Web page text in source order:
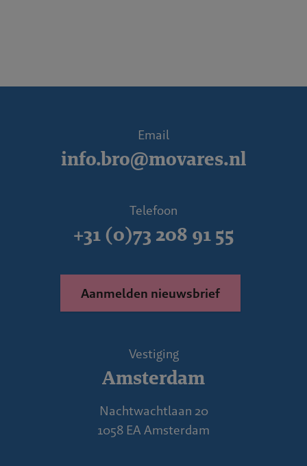
Email
info.bro@movares.nl
Telefoon
+31 (0)73 208 91 55
Aanmelden nieuwsbrief
Vestiging
Amsterdam
Nachtwachtlaan 20
1058 EA Amsterdam